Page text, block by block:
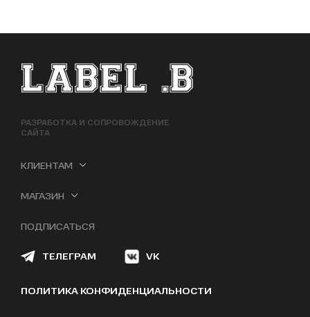
ФУТЕР САЙТА
РАЗРАБОТКА И СОПРОВОЖДЕНИЕ
САЙТА
КЛИЕНТАМ
МАГАЗИН
ПОДПИСАТЬСЯ
ТЕЛЕГРАМ VK
ПОЛИТИКА КОНФИДЕНЦИАЛЬНОСТИ